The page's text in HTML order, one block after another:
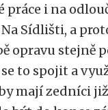
práce i na
Sídlišti, a
opravu stejně
to spojit a
mají zedníci